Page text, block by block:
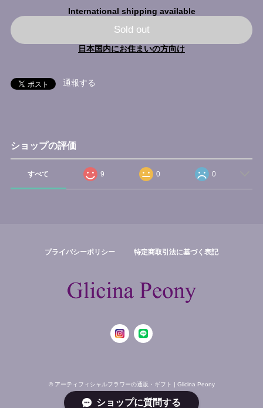
International shipping available
Sold out
日本国内にお住まいの方向け
通報する
ショップの評価
すべて 9 0 0
プライバシーポリシー 特定商取引法に基づく表記
© アーティフィシャルフラワーの通販・ギフト | Glicina Peony
ショップに質問する